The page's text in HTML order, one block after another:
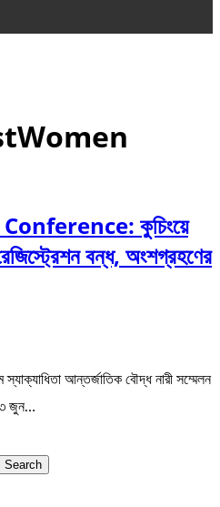
কুচিংয়ে
বন্ধ, অংশগ্রহণের
আন্তর্জাতিক বৌদ্ধ নারী সম্মেলন
জুন…
Search